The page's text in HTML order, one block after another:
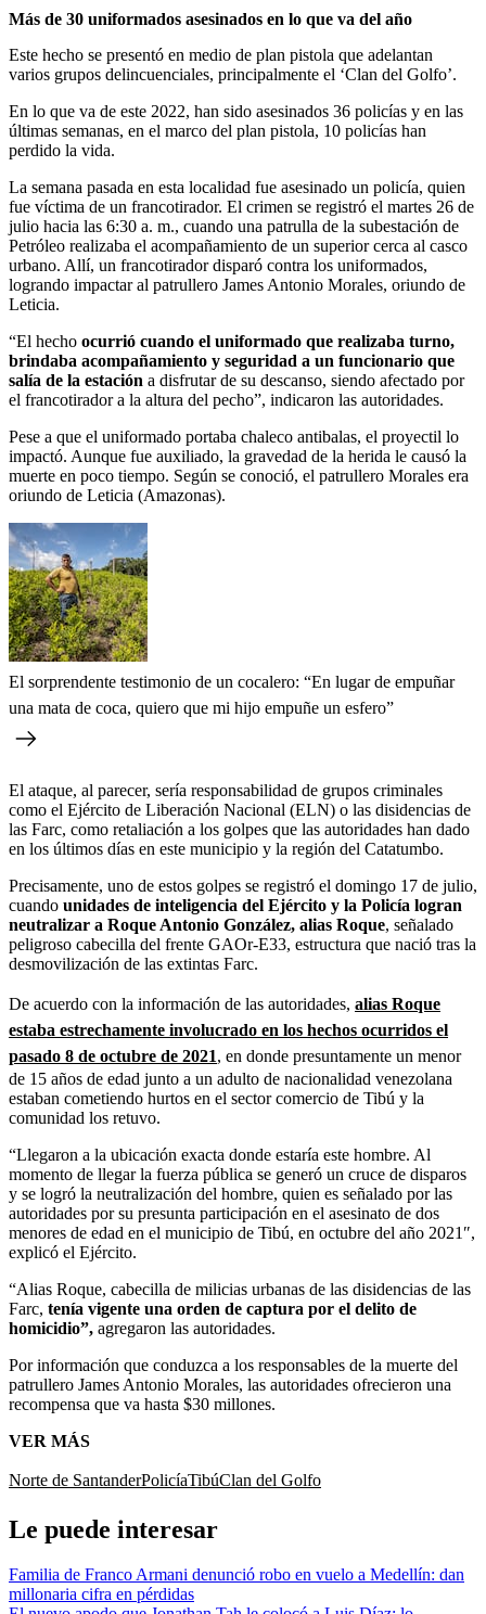
Más de 30 uniformados asesinados en lo que va del año
Este hecho se presentó en medio de plan pistola que adelantan
varios grupos delincuenciales, principalmente el ‘Clan del Golfo’.
En lo que va de este 2022, han sido asesinados 36 policías y en las
últimas semanas, en el marco del plan pistola, 10 policías han
perdido la vida.
La semana pasada en esta localidad fue asesinado un policía, quien
fue víctima de un francotirador. El crimen se registró el martes 26 de
julio hacia las 6:30 a. m., cuando una patrulla de la subestación de
Petróleo realizaba el acompañamiento de un superior cerca al casco
urbano. Allí, un francotirador disparó contra los uniformados,
logrando impactar al patrullero James Antonio Morales, oriundo de
Leticia.
“El hecho ocurrió cuando el uniformado que realizaba turno,
brindaba acompañamiento y seguridad a un funcionario que
salía de la estación a disfrutar de su descanso, siendo afectado por
el francotirador a la altura del pecho”, indicaron las autoridades.
Pese a que el uniformado portaba chaleco antibalas, el proyectil lo
impactó. Aunque fue auxiliado, la gravedad de la herida le causó la
muerte en poco tiempo. Según se conoció, el patrullero Morales era
oriundo de Leticia (Amazonas).
El sorprendente testimonio de un cocalero: “En lugar de empuñar
una mata de coca, quiero que mi hijo empuñe un esfero”
El ataque, al parecer, sería responsabilidad de grupos criminales
como el Ejército de Liberación Nacional (ELN) o las disidencias de
las Farc, como retaliación a los golpes que las autoridades han dado
en los últimos días en este municipio y la región del Catatumbo.
Precisamente, uno de estos golpes se registró el domingo 17 de julio,
cuando unidades de inteligencia del Ejército y la Policía logran
neutralizar a Roque Antonio González, alias Roque, señalado
peligroso cabecilla del frente GAOr-E33, estructura que nació tras la
desmovilización de las extintas Farc.
De acuerdo con la información de las autoridades, alias Roque
estaba estrechamente involucrado en los hechos ocurridos el
pasado 8 de octubre de 2021, en donde presuntamente un menor
de 15 años de edad junto a un adulto de nacionalidad venezolana
estaban cometiendo hurtos en el sector comercio de Tibú y la
comunidad los retuvo.
“Llegaron a la ubicación exacta donde estaría este hombre. Al
momento de llegar la fuerza pública se generó un cruce de disparos
y se logró la neutralización del hombre, quien es señalado por las
autoridades por su presunta participación en el asesinato de dos
menores de edad en el municipio de Tibú, en octubre del año 2021″,
explicó el Ejército.
“Alias Roque, cabecilla de milicias urbanas de las disidencias de las
Farc, tenía vigente una orden de captura por el delito de
homicidio”, agregaron las autoridades.
Por información que conduzca a los responsables de la muerte del
patrullero James Antonio Morales, las autoridades ofrecieron una
recompensa que va hasta $30 millones.
VER MÁS
Norte de SantanderPolicíaTibúClan del Golfo
Le puede interesar
Familia de Franco Armani denunció robo en vuelo a Medellín: dan
millonaria cifra en pérdidas